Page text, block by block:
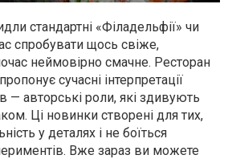
стандартні «Філадельфії» чи
спробувати щось свіже,
неймовірно смачне. Ресторан
сучасні інтерпретації
— авторські роли, які здивують
Ці новинки створені для тих,
у деталях і не боїться
Вже зараз ви можете